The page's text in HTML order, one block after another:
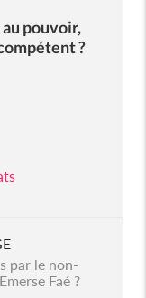
pouvoir,
?
par le non-
Faé ?